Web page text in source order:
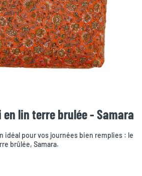
lin terre brulée - Samara
idéal pour vos journées bien remplies : le
brûlée, Samara.